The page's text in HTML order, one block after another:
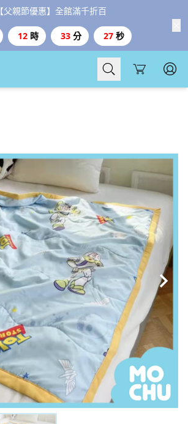
【父親節優惠】全館滿千折百
12 時 33 分 27 秒
Cart